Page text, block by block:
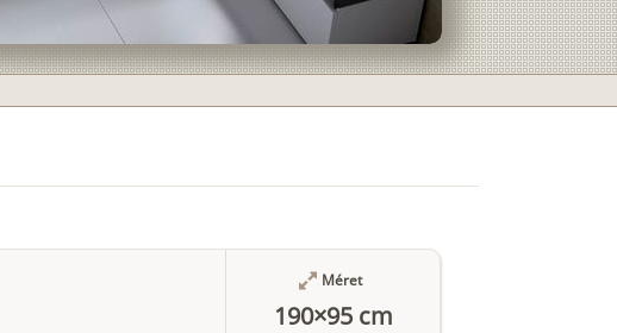
Méret
190×95 cm